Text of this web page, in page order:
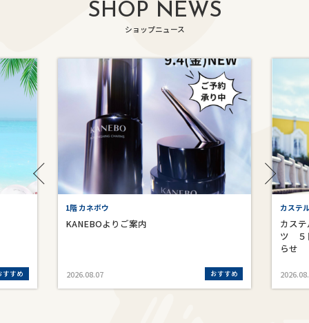
SHOP NEWS
ショップニュース
すすめ
1階 カネボウ
KANEBOよりご案内
2026.08.07 おすすめ
カステ
カス
ツ ５
らせ